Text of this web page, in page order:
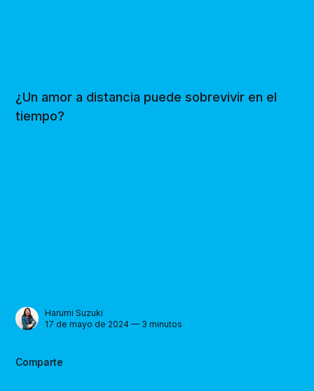
¿Un amor a distancia puede sobrevivir en el
tiempo?
Harumi Suzuki
17 de mayo de 2024 — 3 minutos
Comparte